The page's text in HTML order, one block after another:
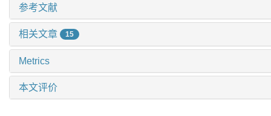
参考文献
相关文章 15
Metrics
本文评价